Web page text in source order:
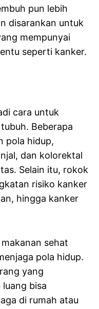
pun lebih
disarankan untuk
mempunyai
seperti kanker.
cara untuk
Beberapa
pola hidup,
dan kolorektal
Selain itu, rokok
risiko kanker
hingga kanker
sehat
pola hidup.
yang
bisa
di rumah atau